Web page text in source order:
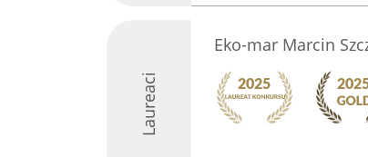
Laureaci
Eko-mar Marcin